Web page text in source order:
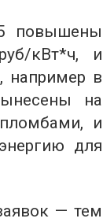
повышены
кВт*ч, и
например в
на
и
для
— тем